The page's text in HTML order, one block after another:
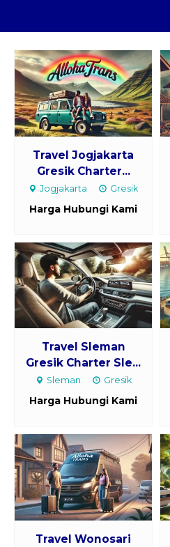
Travel Jogjakarta
Gresik Charter...
Jogjakarta Gresik
Harga Hubungi Kami
Travel Sleman
Gresik Charter Sle...
Sleman Gresik
Harga Hubungi Kami
Travel Wonosari